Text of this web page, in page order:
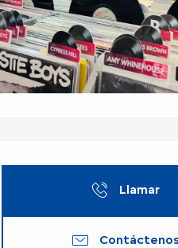
Horarios
Llamar